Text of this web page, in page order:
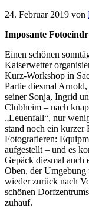
24. Februar 2019 von
Imposante
Einen schönen
Kaiserwetter
Kurz-Workshop in
Partie diesmal
seiner Sonja, Ingrid
Clubheim – nach
„Leuenfall“, nur
stand noch ein kurzer
Fotografieren:
aufgestellt – und es
Gepäck diesmal auch
Oben, der Umgebung
wieder zurück nach
schönen
zuhauf.